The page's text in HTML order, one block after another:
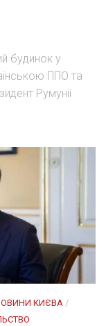
будинок у
ППО та
Румунії
КИЄВА /